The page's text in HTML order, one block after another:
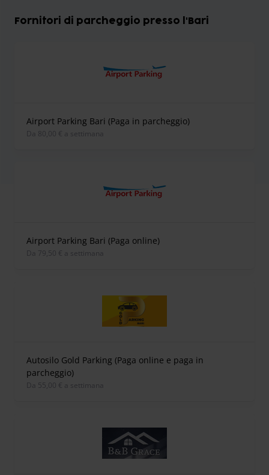
Fornitori di parcheggio presso l'Bari
Airport Parking Bari (Paga in parcheggio)
Da 80,00 € a settimana
Airport Parking Bari (Paga online)
Da 79,50 € a settimana
Autosilo Gold Parking (Paga online e paga in
parcheggio)
Da 55,00 € a settimana